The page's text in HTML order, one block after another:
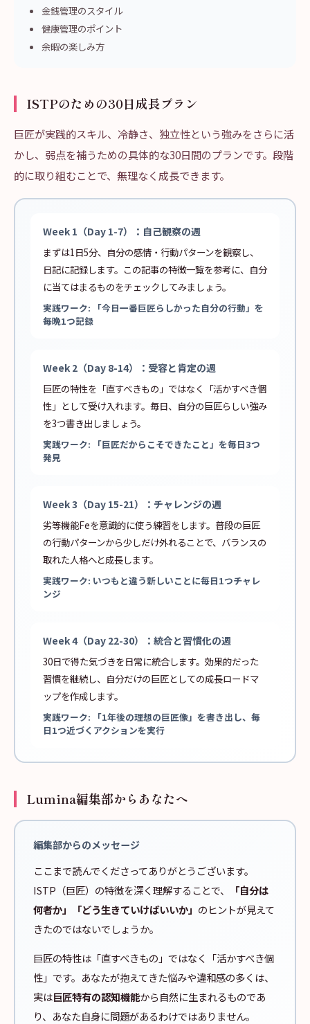
金銭管理のスタイル
健康管理のポイント
余暇の楽しみ方
ISTPのための30日成長プラン
巨匠が実践的スキル、冷静さ、独立性という強みをさらに活
かし、弱点を補うための具体的な30日間のプランです。段階
的に取り組むことで、無理なく成長できます。
Week 1（Day 1-7）：自己観察の週
まずは1日5分、自分の感情・行動パターンを観察し、
日記に記録します。この記事の特徴一覧を参考に、自分
に当てはまるものをチェックしてみましょう。
実践ワーク: 「今日一番巨匠らしかった自分の行動」を
毎晩1つ記録
Week 2（Day 8-14）：受容と肯定の週
巨匠の特性を「直すべきもの」ではなく「活かすべき個
性」として受け入れます。毎日、自分の巨匠らしい強み
を3つ書き出しましょう。
実践ワーク: 「巨匠だからこそできたこと」を毎日3つ
発見
Week 3（Day 15-21）：チャレンジの週
劣等機能Feを意識的に使う練習をします。普段の巨匠
の行動パターンから少しだけ外れることで、バランスの
取れた人格へと成長します。
実践ワーク: いつもと違う新しいことに毎日1つチャレ
ンジ
Week 4（Day 22-30）：統合と習慣化の週
30日で得た気づきを日常に統合します。効果的だった
習慣を継続し、自分だけの巨匠としての成長ロードマ
ップを作成します。
実践ワーク: 「1年後の理想の巨匠像」を書き出し、毎
日1つ近づくアクションを実行
Lumina編集部からあなたへ
編集部からのメッセージ
ここまで読んでくださってありがとうございます。
ISTP（巨匠）の特徴を深く理解することで、
「自分は
何者か」「どう生きていけばいいか」 のヒントが見えて
きたのではないでしょうか。
巨匠の特性は「直すべきもの」ではなく「活かすべき個
性」です。あなたが抱えてきた悩みや違和感の多くは、
実は巨匠特有の認知機能から自然に生まれるものであ
り、あなた自身に問題があるわけではありません。